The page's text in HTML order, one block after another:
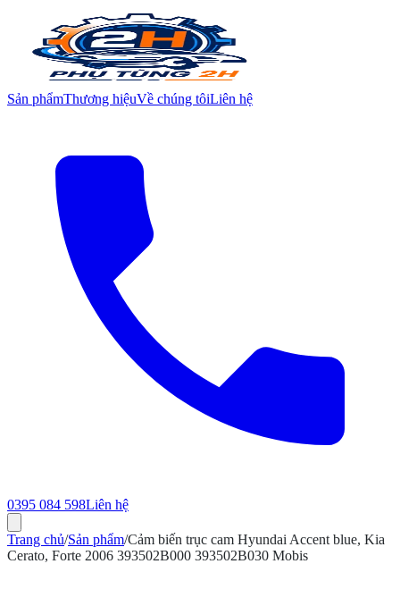
Sản phẩmThương hiệuVề chúng tôiLiên hệ
0395 084 598Liên hệ
Trang chủ/Sản phẩm/Cảm biến trục cam Hyundai Accent blue, Kia
Cerato, Forte 2006 393502B000 393502B030 Mobis